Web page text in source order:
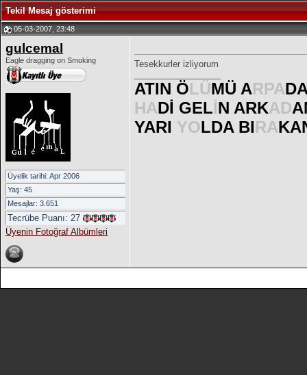
Tekil Mesaj gösterimi
05-03-2007, 23:48
gulcemal
Eagle dragging on Smoking
Üyelik tarihi: Apr 2006
Yaş: 45
Mesajlar: 3.651
Tecrübe Puanı: 27
Üyenin Fotoğraf Albümleri
Tesekkurler izliyorum
ATIN ÖLÜMÜ ARPA
HADİ GELİN ARKAD
YARI YOLDA BIRA